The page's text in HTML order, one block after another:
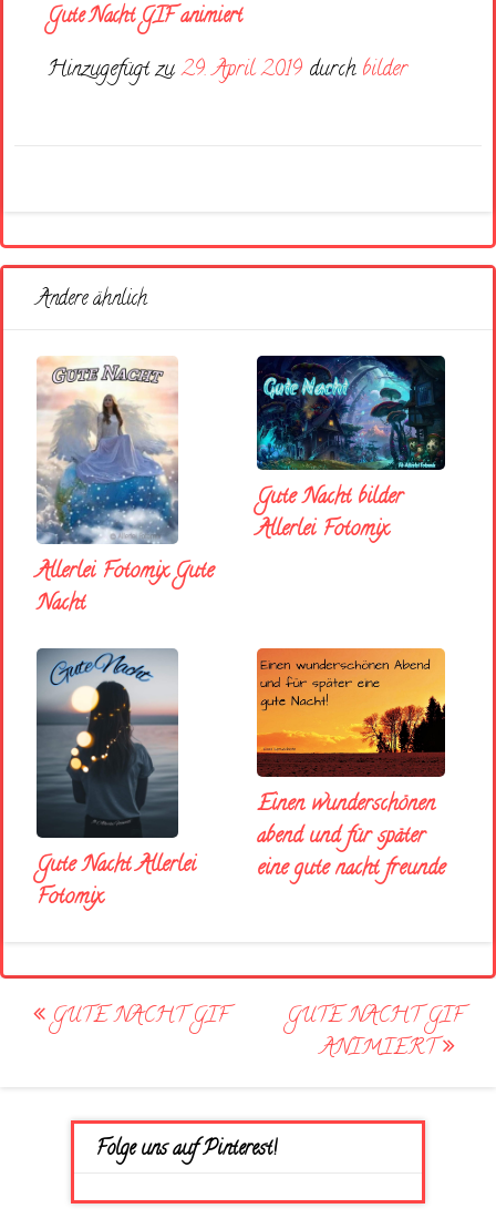
Gute Nacht GIF animiert
Hinzugefügt zu29. April 2019 durch bilder
Andere ähnlich
Allerlei Fotomix Gute
Nacht
Gute Nacht bilder
Allerlei Fotomix
Gute Nacht Allerlei
Fotomix
Einen wunderschönen
abend und für später
eine gute nacht freunde
Post
navigation
GUTE NACHT GIF
GUTE NACHT GIF
ANIMIERT
Folge uns auf Pinterest!